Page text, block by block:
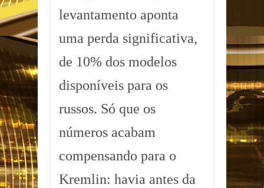
levantamento aponta
uma perda significativa,
de 10% dos modelos
disponíveis para os
russos. Só que os
números acabam
compensando para o
Kremlin: havia antes da